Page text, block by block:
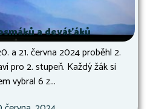
a deváťáků
a 21. června 2024 proběhl 2.
pro 2. stupeň. Každý žák si
vybral 6 z...